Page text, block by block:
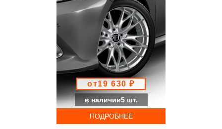
от19 630 ₽
в наличии5 шт.
ПОДРОБНЕЕ